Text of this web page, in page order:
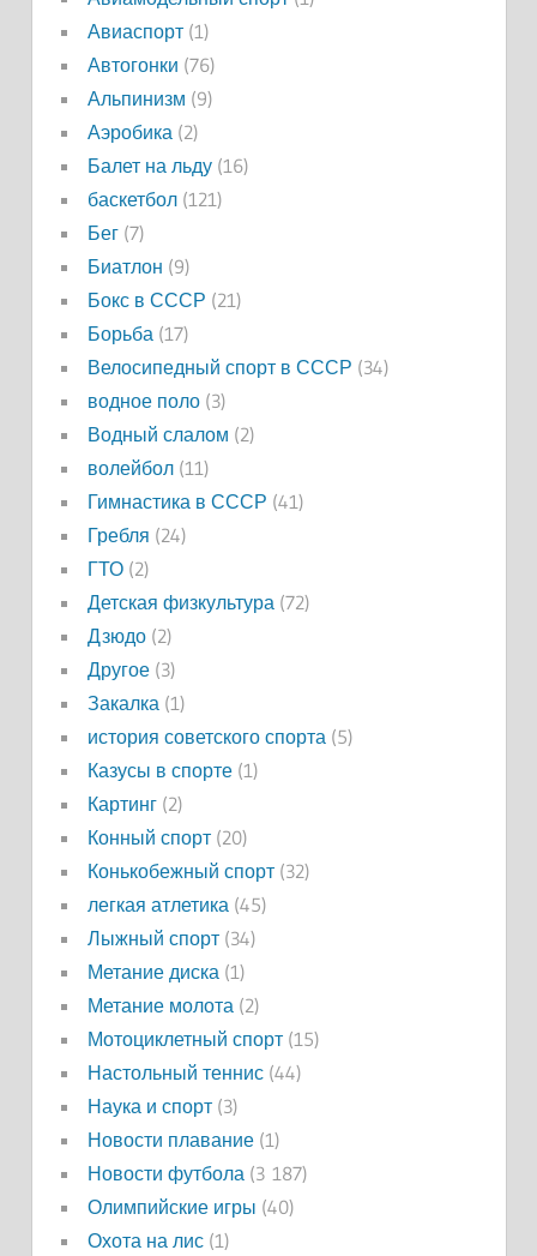
Авиаспорт(1)
Автогонки (76)
Альпинизм (9)
Аэробика (2)
Балет на льду(16)
баскетбол(121)
Бег(7)
Биатлон (9)
Бокс в СССР (21)
Борьба (17)
Велосипедный спорт в СССР (34)
водное поло(3)
Водный слалом (2)
волейбол(11)
Гимнастика в СССР (41)
Гребля (24)
ГТО(2)
Детская физкультура (72)
Дзюдо(2)
Другое(3)
Закалка (1)
история советского спорта (5)
Казусы в спорте(1)
Картинг(2)
Конный спорт(20)
Конькобежный спорт(32)
легкая атлетика (45)
Лыжный спорт(34)
Метание диска (1)
Метание молота (2)
Мотоциклетный спорт(15)
Настольный теннис(44)
Наука и спорт(3)
Новости плавание(1)
Новости футбола (3 187)
Олимпийские игры (40)
Охота на лис(1)